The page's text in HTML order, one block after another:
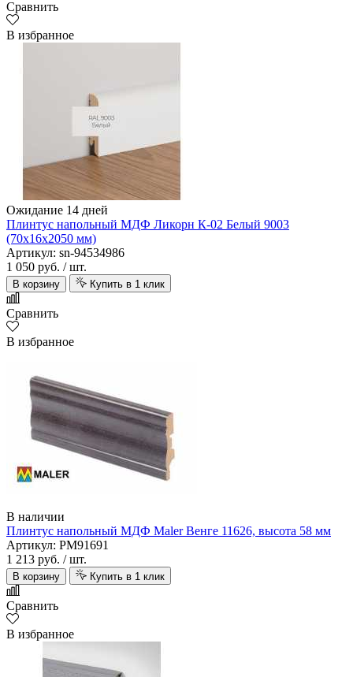
Сравнить
В избранное
Ожидание 14 дней
Плинтус напольный МДФ Ликорн К-02 Белый 9003
(70х16х2050 мм)
Артикул: sn-94534986
1 050 руб. / шт.
В корзину Купить в 1 клик
Сравнить
В избранное
В наличии
Плинтус напольный МДФ Maler Венге 11626, высота 58 мм
Артикул: PM91691
1 213 руб. / шт.
В корзину Купить в 1 клик
Сравнить
В избранное